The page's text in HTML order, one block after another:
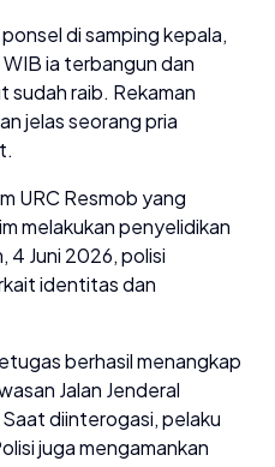
di samping kepala,
ia terbangun dan
raib. Rekaman
jelas seorang pria
URC Resmob yang
melakukan penyelidikan
4 Juni 2026, polisi
identitas dan
berhasil menangkap
Jalan Jenderal
diinterogasi, pelaku
juga mengamankan